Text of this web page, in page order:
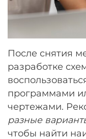
После снятия
разработке
программами
чертежами.
разные
чтобы найти